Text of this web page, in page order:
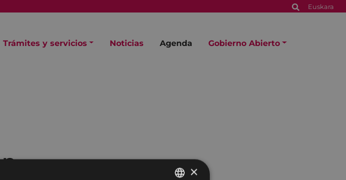
Euskara
Trámites y servicios Noticias Agenda Gobierno Abierto
×